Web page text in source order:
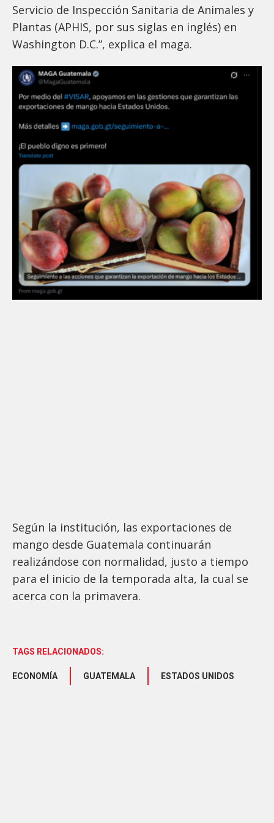
Servicio de Inspección Sanitaria de Animales y
Plantas (APHIS, por sus siglas en inglés) en
Washington D.C.”, explica el maga.
Según la institución, las exportaciones de
mango desde Guatemala continuarán
realizándose con normalidad, justo a tiempo
para el inicio de la temporada alta, la cual se
acerca con la primavera.
TAGS RELACIONADOS:
ECONOMÍA GUATEMALA ESTADOS UNIDOS